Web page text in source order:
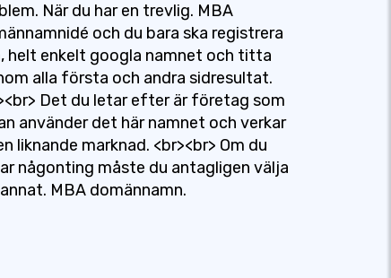
När du har en trevlig. MBA
och du bara ska registrera
helt enkelt googla namnet och titta
alla första och andra sidresultat.
Det du letar efter är företag som
använder det här namnet och verkar
liknande marknad. <br><br> Om du
någonting måste du antagligen välja
MBA domännamn.